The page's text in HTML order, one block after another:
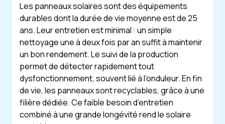
Les panneaux solaires sont des équipements
durables dont la durée de vie moyenne est de 25
ans. Leur entretien est minimal : un simple
nettoyage une à deux fois par an suffit à maintenir
un bon rendement. Le suivi de la production
permet de détecter rapidement tout
dysfonctionnement, souvent lié à l’onduleur. En fin
de vie, les panneaux sont recyclables, grâce à une
filière dédiée. Ce faible besoin d’entretien
combiné à une grande longévité rend le solaire